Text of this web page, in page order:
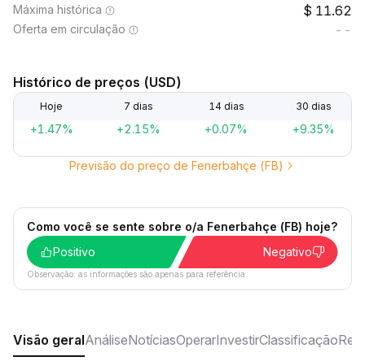
Máxima histórica 11.62
Oferta em circulação --
Histórico de preços (USD)
Hoje 7 dias 14 dias 30 dias
+1.47% +2.15% +0.07% +9.35%
Previsão do preço de Fenerbahçe (FB)
Como você se sente sobre o/a Fenerbahçe (FB) hoje?
Positivo
Negativo
Observação: as informações são apenas para referência.
Visão geralAnáliseNotíciasOperarInvestirClassificação